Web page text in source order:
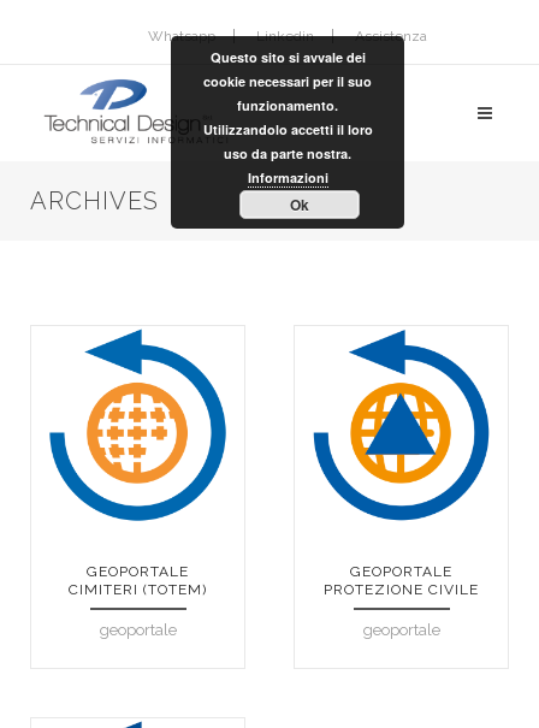
Whatsapp Linkedin Assistenza
ARCHIVES
GEOPORTALE
CIMITERI (TOTEM)
geoportale
GEOPORTALE
PROTEZIONE CIVILE
geoportale
Questo sito si avvale dei
cookie necessari per il suo
funzionamento.
Utilizzandolo accetti il loro
uso da parte nostra.
Informazioni
Ok